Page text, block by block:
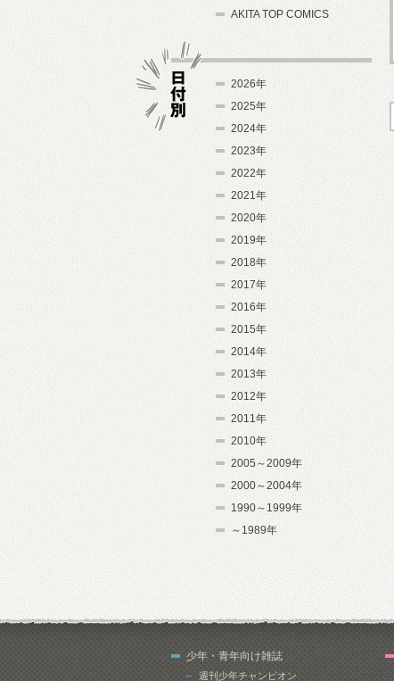
AKITA TOP COMICS
2026年
2025年
2024年
2023年
2022年
2021年
2020年
2019年
2018年
2017年
2016年
2015年
2014年
2013年
2012年
2011年
2010年
2005～2009年
2000～2004年
1990～1999年
～1989年
少年・青年向け雑誌
週刊少年チャンピオン